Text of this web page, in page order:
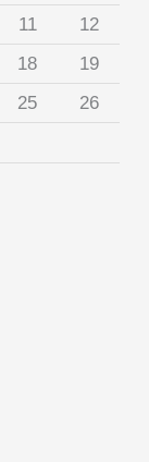
11
12
18
19
25
26